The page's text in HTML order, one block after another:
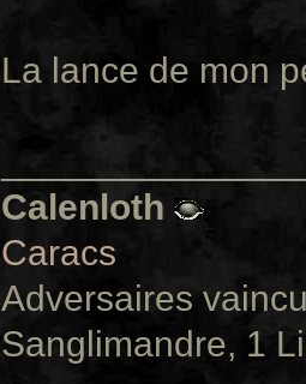
La lance de mon
Calenloth
Caracs
Adversaires
Sanglimandre, 1